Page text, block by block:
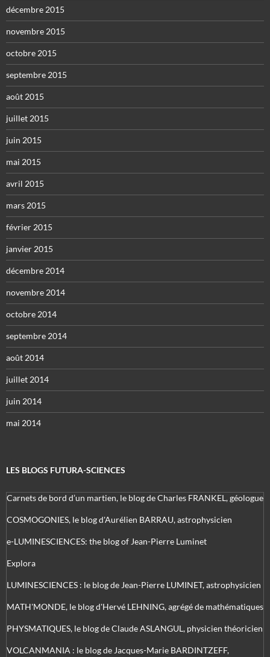
décembre 2015
novembre 2015
octobre 2015
septembre 2015
août 2015
juillet 2015
juin 2015
mai 2015
avril 2015
mars 2015
février 2015
janvier 2015
décembre 2014
novembre 2014
octobre 2014
septembre 2014
août 2014
juillet 2014
juin 2014
mai 2014
LES BLOGS FUTURA-SCIENCES
Carnets de bord d’un martien, le blog de Charles FRANKEL, géologue
COSMOGONIES, le blog d'Aurélien BARRAU, astrophysicien
e-LUMINESCIENCES: the blog of Jean-Pierre Luminet
Explora
LUMINESCIENCES : le blog de Jean-Pierre LUMINET, astrophysicien
MATH'MONDE, le blog d'Hervé LEHNING, agrégé de mathématiques
PHYSMATIQUES, le blog de Claude ASLANGUL, physicien théoricien
VOLCANMANIA : le blog de Jacques-Marie BARDINTZEFF,